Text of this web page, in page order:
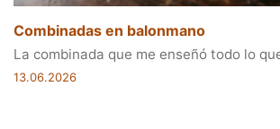
Combinadas en balonmano
La combinada que me enseñó todo lo
13.06.2026